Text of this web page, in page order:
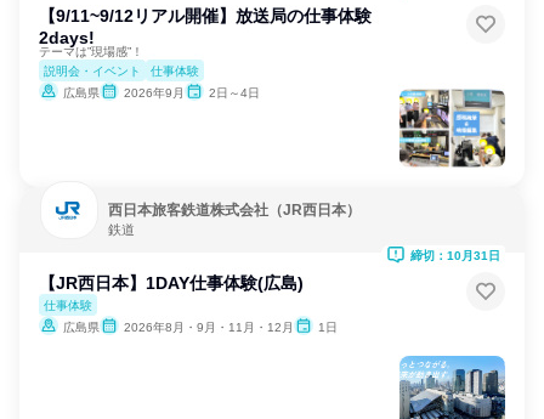
【9/11~9/12リアル開催】放送局の仕事体験
2days!
テーマは”現場感”！
説明会・イベント
仕事体験
広島県
2026年9月 2日～4日
西日本旅客鉄道株式会社（JR西日本）
鉄道
【JR西日本】1DAY仕事体験(広島)
仕事体験
広島県
2026年8月・9月・11月・12月 1日
締切：10月31日